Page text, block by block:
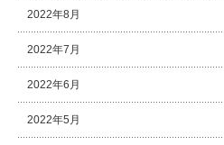
2022年8月
2022年7月
2022年6月
2022年5月